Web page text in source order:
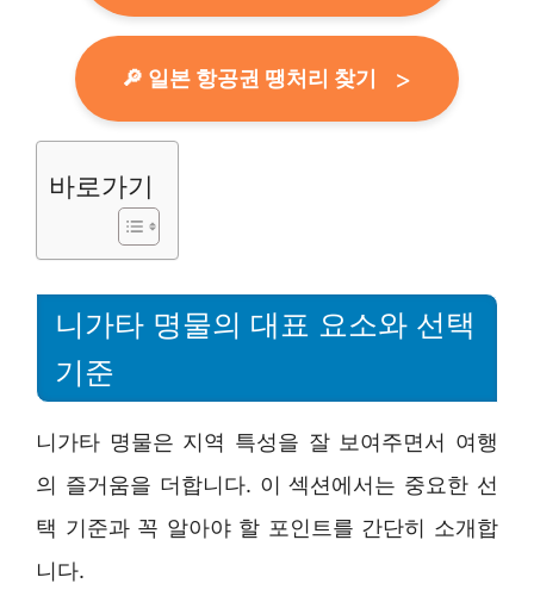
🔎 일본 항공권 땡처리 찾기
바로가기
니가타 명물의 대표 요소와 선택
기준
니가타 명물은 지역 특성을 잘 보여주면서 여행
의 즐거움을 더합니다. 이 섹션에서는 중요한 선
택 기준과 꼭 알아야 할 포인트를 간단히 소개합
니다.